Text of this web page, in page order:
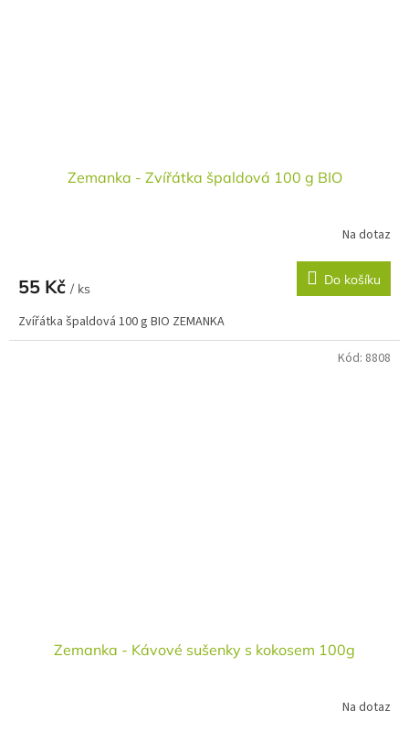
Zemanka - Zvířátka špaldová 100 g BIO
Na dotaz
55 Kč / ks
Do košíku
Zvířátka špaldová 100 g BIO ZEMANKA
Zemanka - Kávové sušenky s kokosem 100g
Na dotaz
Kód: 8808